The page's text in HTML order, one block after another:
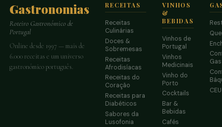
Gastronomias
Roteiro Gastronómico de
Portugal
Online desde 1997 — mais de
6.000 receitas e um universo
gastronómico português.
RECEITAS
Receitas
Culinárias
Doces &
Sobremesas
Receitas
Afrodisíacas
Receitas do
Coração
Receitas para
Diabéticos
Sabores da
Lusofonia
VINHOS
&
BEBIDAS
Vinhos de
Portugal
Vinhos
Medicinais
Vinho do
Porto
Cocktails
Bar &
Bebidas
Cafés